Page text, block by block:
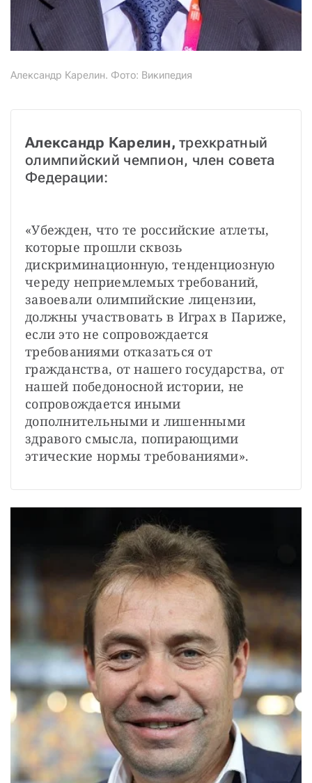
Александр Карелин. Фото: Википедия
Александр Карелин, трехкратный
олимпийский чемпион, член совета
Федерации:
«Убежден, что те российские атлеты,
которые прошли сквозь
дискриминационную, тенденциозную
череду неприемлемых требований,
завоевали олимпийские лицензии,
должны участвовать в Играх в Париже,
если это не сопровождается
требованиями отказаться от
гражданства, от нашего государства, от
нашей победоносной истории, не
сопровождается иными
дополнительными и лишенными
здравого смысла, попирающими
этические нормы требованиями».